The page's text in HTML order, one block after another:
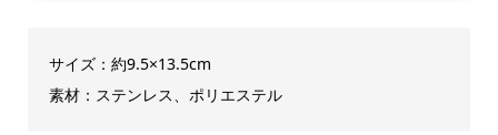
サイズ：約9.5×13.5cm
素材：ステンレス、ポリエステル